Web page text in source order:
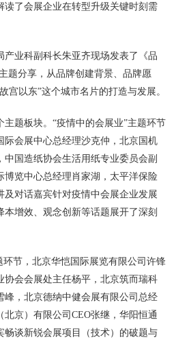
读了会展企业在转型升级关键时刻需
产业科副科长朱亚齐现场发表了《品
题分享，从品牌创建背景、品牌愿
宫以东”这个城市名片的打造与发展。
主题板块。“疫情中的会展业”主题环节
际会展中心总经理沙克仲，北京国机
中国造纸协会生活用纸专业委员会副
博览中心总经理肖家湖，太平洋保险
及对话嘉宾针对疫情中会展企业发展
增效、观念创新等话题展开了深刻
环节，北京华恺国际展览有限公司许锋
协会会展处主任杨平，北京筑而瑞科
峰，北京德纳中健会展有限公司总经
京）有限公司CEO张继，华阳恒通
畅谈新锐会展项目（技术）的破题与